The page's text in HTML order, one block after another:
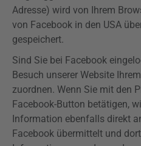
Adresse) wird von Ihrem
von Facebook in den USA
gespeichert.
Sind Sie bei Facebook
Besuch unserer Website
zuordnen. Wenn Sie mit den
Facebook-Button betätigen,
Information ebenfalls direkt
Facebook übermittelt und